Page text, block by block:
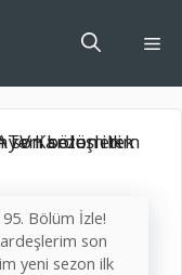
Bölüm İzle!
son
yeni sezon ilk